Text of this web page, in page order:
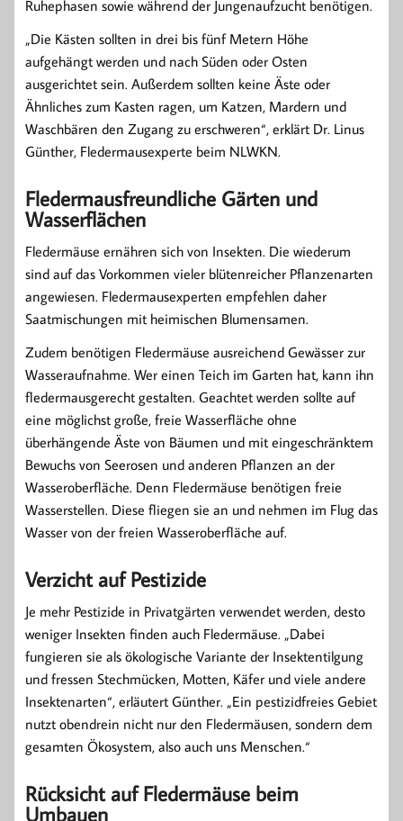
Ruhephasen sowie während der Jungenaufzucht benötigen.
„Die Kästen sollten in drei bis fünf Metern Höhe
aufgehängt werden und nach Süden oder Osten
ausgerichtet sein. Außerdem sollten keine Äste oder
Ähnliches zum Kasten ragen, um Katzen, Mardern und
Waschbären den Zugang zu erschweren“, erklärt Dr. Linus
Günther, Fledermausexperte beim NLWKN.
Fledermausfreundliche Gärten und
Wasserflächen
Fledermäuse ernähren sich von Insekten. Die wiederum
sind auf das Vorkommen vieler blütenreicher Pflanzenarten
angewiesen. Fledermausexperten empfehlen daher
Saatmischungen mit heimischen Blumensamen.
Zudem benötigen Fledermäuse ausreichend Gewässer zur
Wasseraufnahme. Wer einen Teich im Garten hat, kann ihn
fledermausgerecht gestalten. Geachtet werden sollte auf
eine möglichst große, freie Wasserfläche ohne
überhängende Äste von Bäumen und mit eingeschränktem
Bewuchs von Seerosen und anderen Pflanzen an der
Wasseroberfläche. Denn Fledermäuse benötigen freie
Wasserstellen. Diese fliegen sie an und nehmen im Flug das
Wasser von der freien Wasseroberfläche auf.
Verzicht auf Pestizide
Je mehr Pestizide in Privatgärten verwendet werden, desto
weniger Insekten finden auch Fledermäuse. „Dabei
fungieren sie als ökologische Variante der Insektentilgung
und fressen Stechmücken, Motten, Käfer und viele andere
Insektenarten“, erläutert Günther. „Ein pestizidfreies Gebiet
nutzt obendrein nicht nur den Fledermäusen, sondern dem
gesamten Ökosystem, also auch uns Menschen.“
Rücksicht auf Fledermäuse beim
Umbauen